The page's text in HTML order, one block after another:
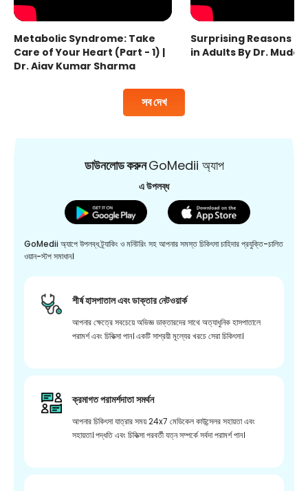
সব দেখ
Metabolic Syndrome: Take
Care of Your Heart (Part - 1) |
Dr. Ajay Kumar Sharma
Surprising Reasons
in Adults By Dr.
ডাউনলোড করুনGoMedii অ্যাপ
এ উপলব্ধ
GoMedii অ্যাপে উপলব্ধ ট্র্যাকিং ও মনিটরিং সহ আপনার সমস্ত চিকিৎসা চাহিদার প্রযুক্তি-চালিত
ওয়ান-স্টপ সমাধান।
শীর্ষ হাসপাতাল এবং ডাক্তার নেটওয়ার্ক
আপনার ক্ষেত্রে সবচেয়ে অভিজ্ঞ ডাক্তারদের সাথে অত্যাধুনিক হাসপাতালে
পরামর্শ এবং চিকিত্সা পান। একটি সাশ্রয়ী মূল্যের খরচে সেরা চিকিৎসা।
ক্রমাগত পরামর্শদাতা সমর্থন
আপনার চিকিৎসা যাত্রার সময় 24x7 মেডিকেল কাউন্সেলর সহায়তা এবং
সহায়তা। পদ্ধতি এবং চিকিত্সা পরবর্তী যত্ন সম্পর্কে সর্বদা পরামর্শ পান।